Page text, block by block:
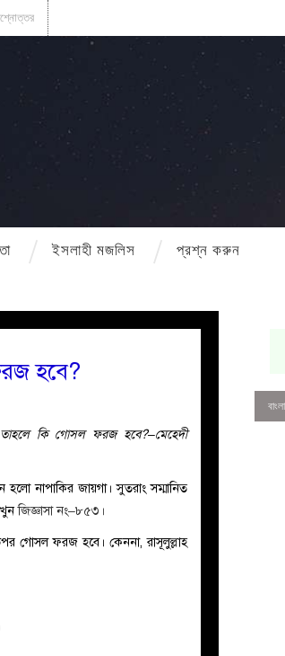
ইসলাহী মজলিস প্রশ্ন করুন
হবে?
তাহলে কি গোসল ফরজ হবে?–মেহেদী
হলো নাপাকির জায়গা। সুতরাং সম্মানিত
জিজ্ঞাসা নং–৮৫৩।
উপর গোসল ফরজ হবে। কেননা, রাসূলুল্লাহ